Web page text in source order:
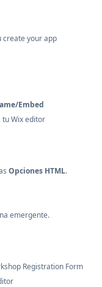
create your app
Embed
tu Wix editor
Opciones HTML.
emergente.
Registration Form